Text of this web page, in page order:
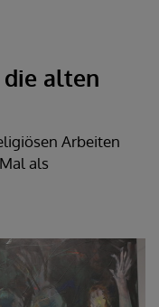
alten
Arbeiten
als